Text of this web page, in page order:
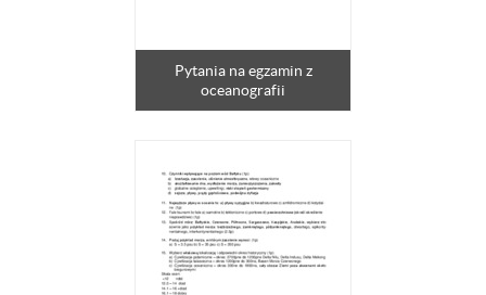
Pytania na egzamin z
oceanografii